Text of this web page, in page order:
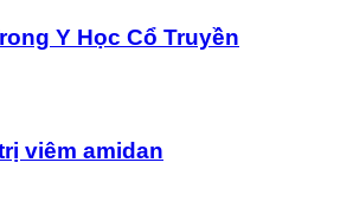
Y Học Cổ Truyền
viêm amidan